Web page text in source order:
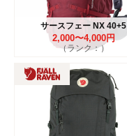
サースフェー NX 40+5
2,000〜4,000円
（ランク：）